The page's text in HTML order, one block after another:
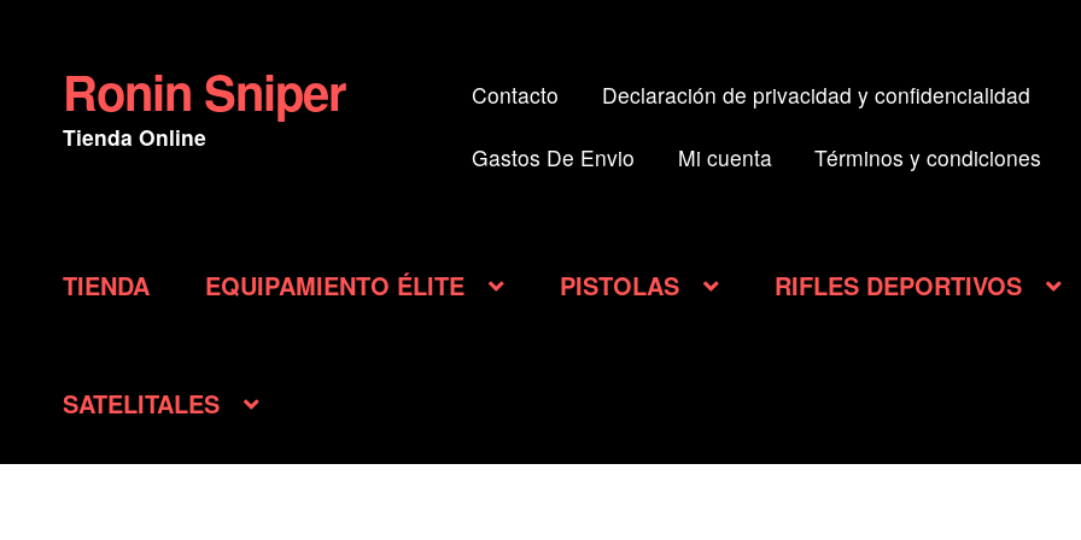
Ir
a
la
Ir
al
contenido
Ronin Sniper
Tienda Online
Contacto Declaración de privacidad y confidencialidad
Gastos De Envio Mi cuenta Términos y condiciones
TIENDA EQUIPAMIENTO ÉLITE PISTOLAS RIFLES DEPORTIVOS
SATELITALES